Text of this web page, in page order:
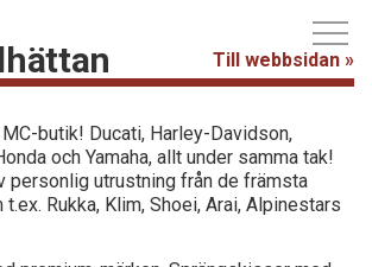
Till webbsidan »
butik! Ducati, Harley-Davidson,
och Yamaha, allt under samma tak!
personlig utrustning från de främsta
Rukka, Klim, Shoei, Arai, Alpinestars